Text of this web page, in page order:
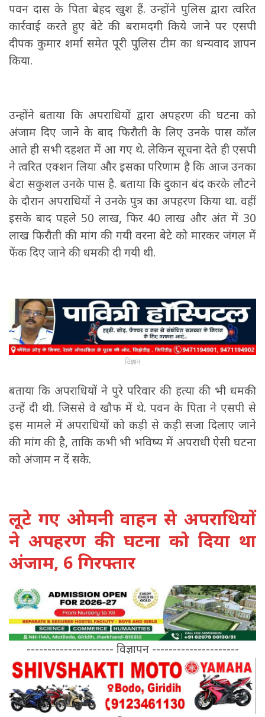
पवन दास के पिता बेहद खुश हैं. उन्होंने पुलिस द्वारा त्वरित
कार्रवाई करते हुए बेटे की बरामदगी किये जाने पर एसपी
दीपक कुमार शर्मा समेत पूरी पुलिस टीम का धन्यवाद ज्ञापन
किया.
उन्होंने बताया कि अपराधियों द्वारा अपहरण की घटना को
अंजाम दिए जाने के बाद फिरौती के लिए उनके पास कॉल
आते ही सभी दहशत में आ गए थे. लेकिन सूचना देते ही एसपी
ने त्वरित एक्शन लिया और इसका परिणाम है कि आज उनका
बेटा सकुशल उनके पास है. बताया कि दुकान बंद करके लौटने
के दौरान अपराधियों ने उनके पुत्र का अपहरण किया था. वहीं
इसके बाद पहले 50 लाख, फिर 40 लाख और अंत में 30
लाख फिरौती की मांग की गयी वरना बेटे को मारकर जंगल में
फेंक दिए जाने की धमकी दी गयी थी.
विज्ञापन
बताया कि अपराधियों ने पुरे परिवार की हत्या की भी धमकी
उन्हें दी थी. जिससे वे खौफ में थे. पवन के पिता ने एसपी से
इस मामले में अपराधियों को कड़ी से कड़ी सजा दिलाए जाने
की मांग की है, ताकि कभी भी भविष्य में अपराधी ऐसी घटना
को अंजाम न दें सके.
लूटे गए ओमनी वाहन से अपराधियों
ने अपहरण की घटना को दिया था
अंजाम, 6 गिरफ्तार
--------------------- विज्ञापन ---------------------